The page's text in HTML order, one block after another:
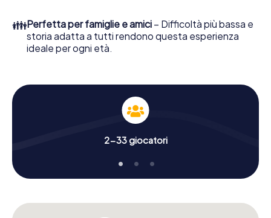
👪Perfetta per famiglie e amici – Difficoltà più bassa e
storia adatta a tutti rendono questa esperienza
ideale per ogni età.
2-33 giocatori